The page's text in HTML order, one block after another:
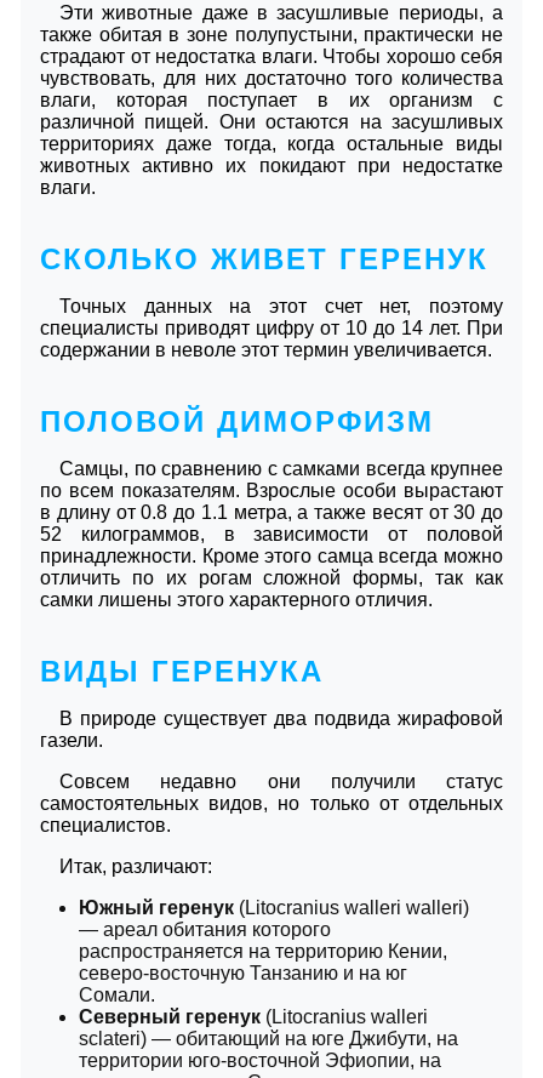
Эти животные даже в засушливые периоды, а
также обитая в зоне полупустыни, практически не
страдают от недостатка влаги. Чтобы хорошо себя
чувствовать, для них достаточно того количества
влаги, которая поступает в их организм с
различной пищей. Они остаются на засушливых
территориях даже тогда, когда остальные виды
животных активно их покидают при недостатке
влаги.
СКОЛЬКО ЖИВЕТ ГЕРЕНУК
Точных данных на этот счет нет, поэтому
специалисты приводят цифру от 10 до 14 лет. При
содержании в неволе этот термин увеличивается.
ПОЛОВОЙ ДИМОРФИЗМ
Самцы, по сравнению с самками всегда крупнее
по всем показателям. Взрослые особи вырастают
в длину от 0.8 до 1.1 метра, а также весят от 30 до
52 килограммов, в зависимости от половой
принадлежности. Кроме этого самца всегда можно
отличить по их рогам сложной формы, так как
самки лишены этого характерного отличия.
ВИДЫ ГЕРЕНУКА
В природе существует два подвида жирафовой
газели.
Совсем недавно они получили статус
самостоятельных видов, но только от отдельных
специалистов.
Итак, различают:
Южный геренук (Litocranius walleri walleri)
— ареал обитания которого
распространяется на территорию Кении,
северо-восточную Танзанию и на юг
Сомали.
Северный геренук (Litocranius walleri
sclateri) — обитающий на юге Джибути, на
территории юго-восточной Эфиопии, на